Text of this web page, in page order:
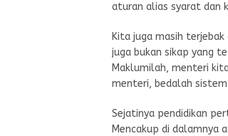
aturan alias syarat dan
Kita juga masih
juga bukan sikap yang
Maklumilah, menteri
menteri, bedalah sistem
Sejatinya pendidikan
Mencakup di dalamnya